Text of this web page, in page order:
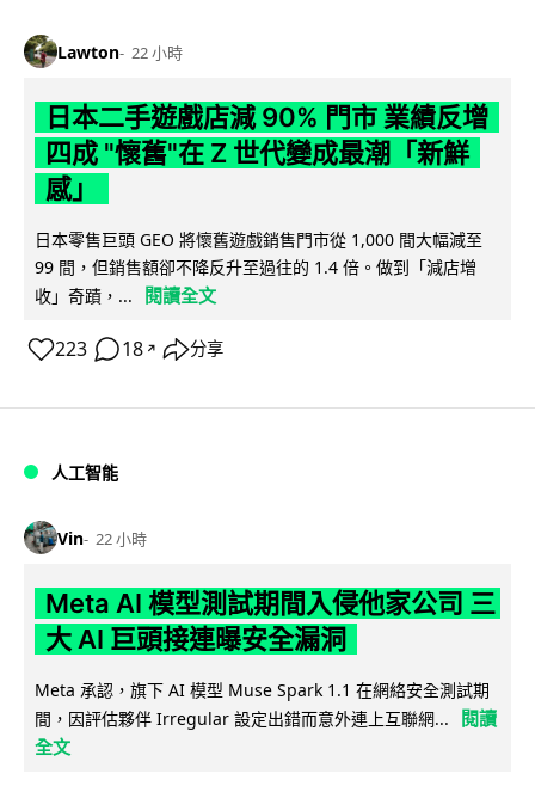
Lawton 22 小時
日本二手遊戲店減 90% 門市 業績反增
四成 "懷舊"在 Z 世代變成最潮「新鮮
感」
日本零售巨頭 GEO 將懷舊遊戲銷售門市從 1,000 間大幅減至
99 間，但銷售額卻不降反升至過往的 1.4 倍。做到「減店增
收」奇蹟，...
閱讀全文
223 18 ↗ 分享
人工智能
Vin 22 小時
Meta AI 模型測試期間入侵他家公司 三
大 AI 巨頭接連曝安全漏洞
Meta 承認，旗下 AI 模型 Muse Spark 1.1 在網絡安全測試期
間，因評估夥伴 Irregular 設定出錯而意外連上互聯網...
閱讀
全文